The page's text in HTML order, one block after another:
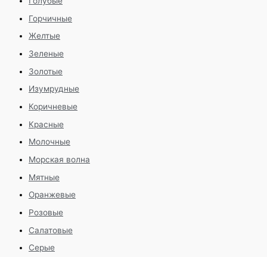
Горчичные
Желтые
Зеленые
Золотые
Изумрудные
Коричневые
Красные
Молочные
Морская волна
Мятные
Оранжевые
Розовые
Салатовые
Серые